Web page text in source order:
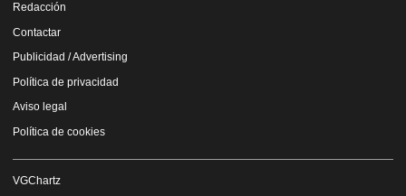
Redacción
Contactar
Publicidad / Advertising
Política de privacidad
Aviso legal
Política de cookies
VGChartz